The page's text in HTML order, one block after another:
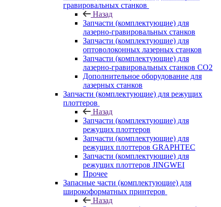
гравировальных станков
Назад
Запчасти (комплектующие) для
лазерно-гравировальных станков
Запчасти (комплектующие) для
оптоволоконных лазерных станков
Запчасти (комплектующие) для
лазерно-гравировальных станков CO2
Дополнительное оборудование для
лазерных станков
Запчасти (комплектующие) для режущих
плоттеров
Назад
Запчасти (комплектующие) для
режущих плоттеров
Запчасти (комплектующие) для
режущих плоттеров GRAPHTEC
Запчасти (комплектующие) для
режущих плоттеров JINGWEI
Прочее
Запасные части (комплектующие) для
широкоформатных принтеров
Назад